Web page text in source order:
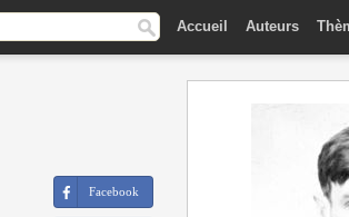
Accueil Auteurs
Facebook